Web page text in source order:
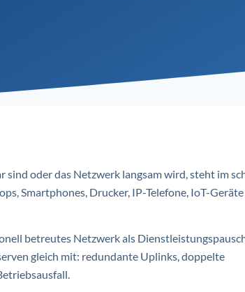
oder das Netzwerk langsam wird, steht im
Smartphones, Drucker, IP-Telefone, IoT-
betreutes Netzwerk als
gleich mit: redundante Uplinks, doppelte